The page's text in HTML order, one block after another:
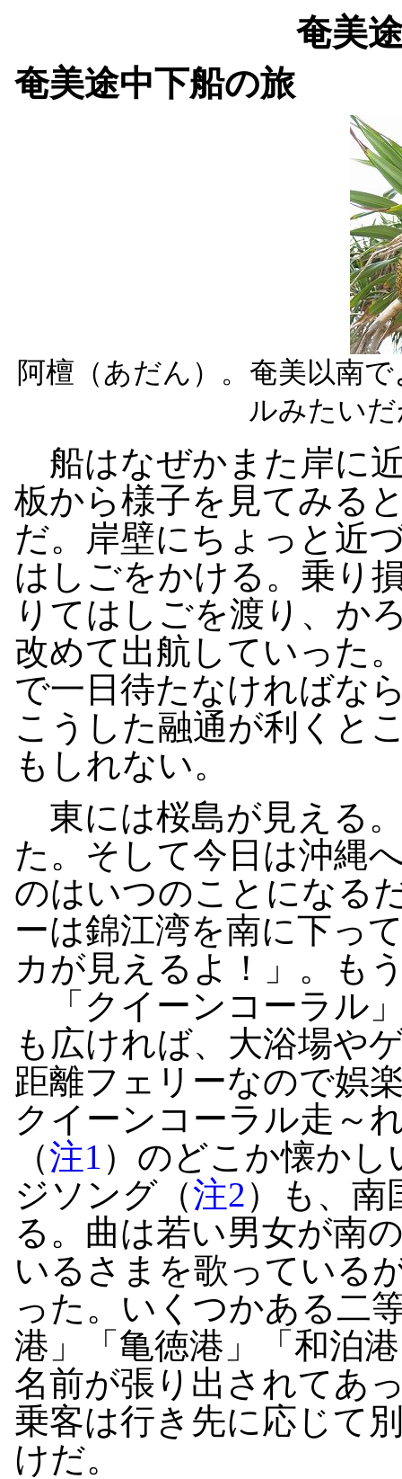
奄美
奄美途中下船の旅
阿檀（あだん）。奄美以南
ルみたい
船はなぜかまた岸に
板から様子を見てみる
だ。岸壁にちょっと近
はしごをかける。乗り
りてはしごを渡り、か
改めて出航していった
で一日待たなければな
こうした融通が利くと
もしれない。
東には桜島が見える
た。そして今日は沖縄
のはいつのことになる
ーは錦江湾を南に下っ
カが見えるよ！」。も
「クイーンコーラル
も広ければ、大浴場や
距離フェリーなので娯
クイーンコーラル走～
（注1 ）のどこか懐か
ジソング（注2）も、南
る。曲は若い男女が南
いるさまを歌っている
った。いくつかある二
港」「亀徳港」「和泊
名前が張り出されてあ
乗客は行き先に応じて
けだ。